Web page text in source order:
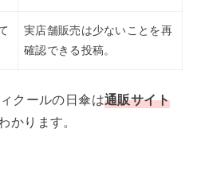
実店舗販売は少ないことを再
確認できる投稿。
クールの日傘は通販サイト
かります。